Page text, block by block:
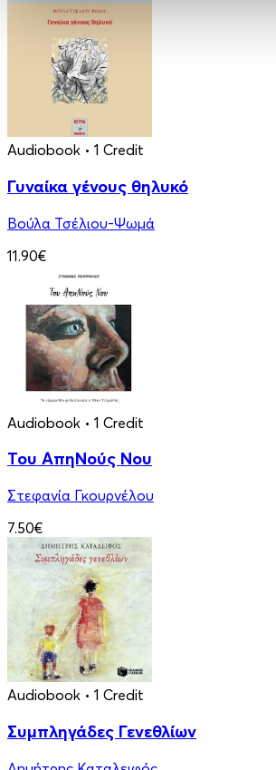
Audiobook • 1 Credit
Γυναίκα γένους θηλυκό
Βούλα Τσέλιου-Ψωμά
11.90€
Audiobook • 1 Credit
Του ΑπηΝούς Νου
Στεφανία Γκουρνέλου
7.50€
Audiobook • 1 Credit
Συμπληγάδες Γενεθλίων